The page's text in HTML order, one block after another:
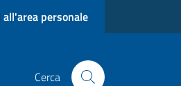
all'area personale
Cerca